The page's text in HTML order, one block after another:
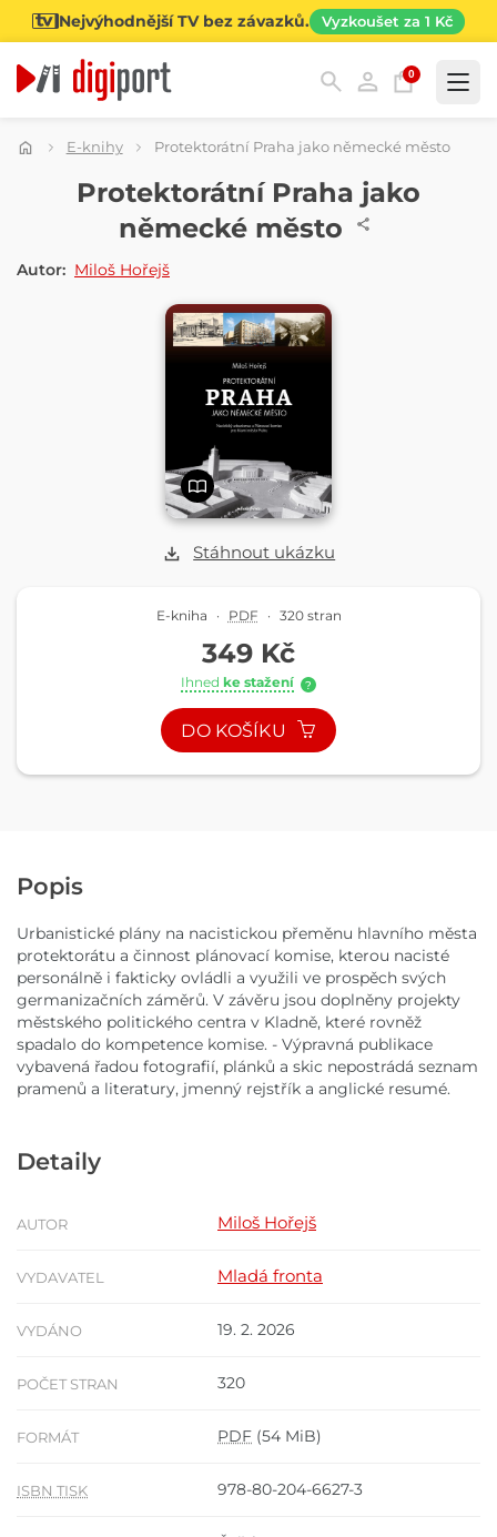
Nejvýhodnější TV bez závazků. Vyzkoušet za 1 Kč
0
Kategorie
E-knihy Protektorátní Praha jako německé město
Stáhnout ukázku
Protektorátní Praha jako
německé město
Autor: Miloš Hořejš
E-kniha · PDF · 320 stran
349 Kč
Ihned ke stažení ?
DO KOŠÍKU
Popis
Urbanistické plány na nacistickou přeměnu hlavního města
protektorátu a činnost plánovací komise, kterou nacisté
personálně i fakticky ovládli a využili ve prospěch svých
germanizačních záměrů. V závěru jsou doplněny projekty
městského politického centra v Kladně, které rovněž
spadalo do kompetence komise. - Výpravná publikace
vybavená řadou fotografií, plánků a skic nepostrádá seznam
pramenů a literatury, jmenný rejstřík a anglické resumé.
Detaily
AUTOR Miloš Hořejš
VYDAVATEL Mladá fronta
VYDÁNO 19. 2. 2026
POČET STRAN 320
FORMÁT PDF (54 MiB)
ISBN TISK 978-80-204-6627-3